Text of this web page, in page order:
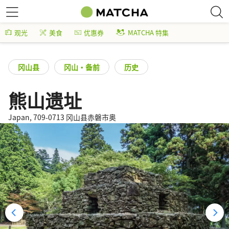
观光 美食 优惠券 MATCHA 特集
冈山县 冈山・备前 历史
熊山遗址
Japan, 709-0713 冈山县赤磐市奥